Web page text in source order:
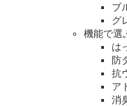
ブ
グ
機能で選
は
防
抗
ア
消